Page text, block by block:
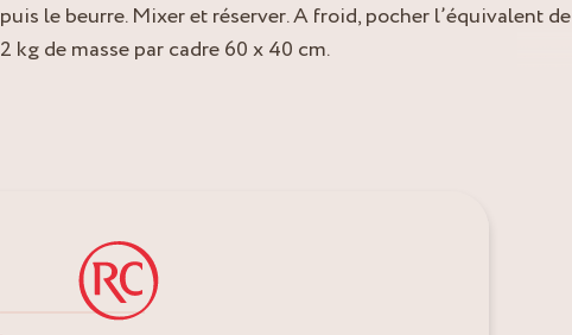
puis le beurre. Mixer et réserver. A froid, pocher l’équivalent de
2 kg de masse par cadre 60 x 40 cm.